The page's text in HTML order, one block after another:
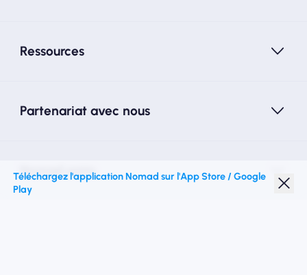
Ressources
Partenariat avec nous
Nomad esim
Téléchargez l'application Nomad sur l'App Store / Google
Play